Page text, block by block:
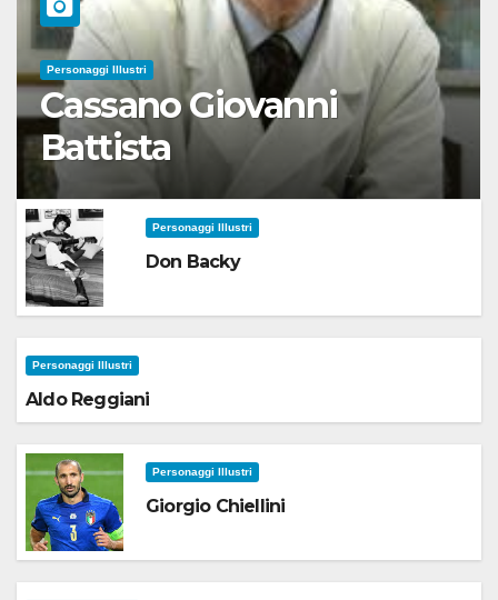
Personaggi Illustri
Cassano Giovanni
Battista
Personaggi Illustri
Don Backy
Personaggi Illustri
Aldo Reggiani
Personaggi Illustri
Giorgio Chiellini